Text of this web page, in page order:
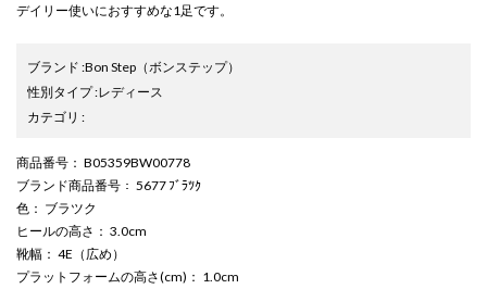
デイリー使いにおすすめな1足です。
ブランド :Bon Step （ボンステップ）
性別タイプ:レディース
カテゴリ :
商品番号 ： B05359BW00778
ブランド商品番号 ： 5677 ﾌﾞﾗﾂｸ
色 ： ブラツク
ヒールの高さ ： 3.0cm
靴幅 ： 4E（広め）
プラットフォームの高さ(cm) ： 1.0cm